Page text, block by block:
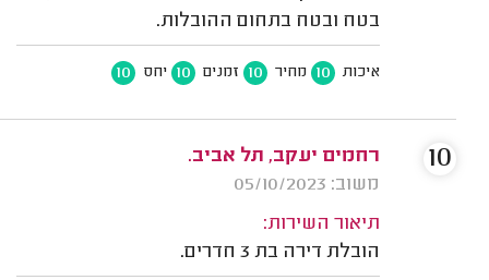
בטח ובטח בתחום ההובלות.
איכות 10 מחיר 10 זמנים 10 יחס 10
רחמים יעקב, תל אביב.
משוב: 05/10/2023
תיאור השירות:
הובלת דירה בת 3 חדרים.
10